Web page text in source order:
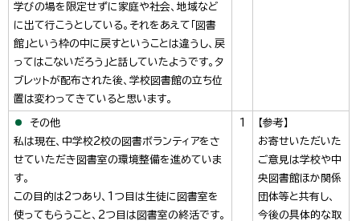
学びの場を限定せずに家庭や社会、地域など
に出て行こうとしている。それをあえて「図書
館」という枠の中に戻すということは違うし、戻
ってはこないだろう」と話していたようです。タ
ブレットが配布された後、学校図書館の立ち位
置は変わってきていると思います。
その他
私は現在、中学校2校の図書ボランティアをさ
せていただき図書室の環境整備を進めていま
す。
この目的は2つあり、1つ目は生徒に図書室を
使ってもらうこと、2つ目は図書室の終活です。
1
【参考】
お寄せいただいた
ご意見は学校や中
央図書館ほか関係
団体等と共有し、
今後の具体的な取